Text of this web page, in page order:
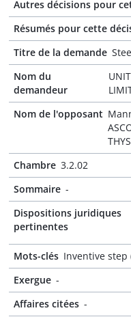
Autres décisions pour
Résumés pour cette
Titre de la demande
Nom du
demandeur
Nom de l'opposant
Chambre 3.2.02
Sommaire -
Dispositions juridiques
pertinentes
Mots-clés Inventive step
Exergue -
Affaires citées -